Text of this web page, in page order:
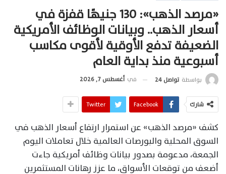
«مرصد الذهب»: 130 جنيهًا قفزة في
أسعار الذهب.. وبيانات الوظائف الأمريكية
الضعيفة تدفع الأوقية لأقوى مكاسب
أسبوعية منذ بداية العام
بواسطة تواصل 24 في أغسطس 7, 2026
شارك Facebook
Twitter
كشف «مرصد الذهب» عن استمرار ارتفاع أسعار الذهب في
السوق المحلية والبورصات العالمية خلال تعاملات اليوم
الجمعة، مدعومة بصدور بيانات وظائف أمريكية جاءت
أضعف من توقعات الأسواق، ما عزز رهانات المستثمرين